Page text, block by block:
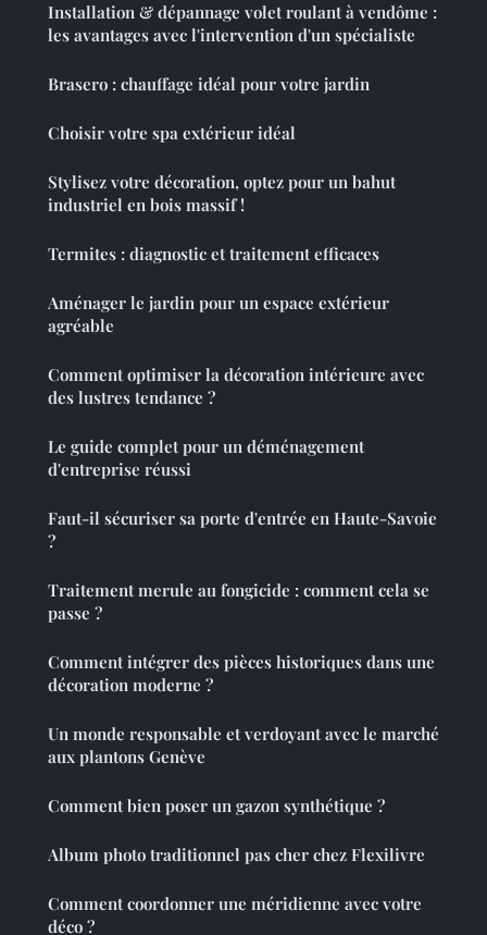
Installation & dépannage volet roulant à vendôme :
les avantages avec l'intervention d'un spécialiste
Brasero : chauffage idéal pour votre jardin
Choisir votre spa extérieur idéal
Stylisez votre décoration, optez pour un bahut
industriel en bois massif !
Termites : diagnostic et traitement efficaces
Aménager le jardin pour un espace extérieur
agréable
Comment optimiser la décoration intérieure avec
des lustres tendance ?
Le guide complet pour un déménagement
d'entreprise réussi
Faut-il sécuriser sa porte d'entrée en Haute-Savoie
?
Traitement merule au fongicide : comment cela se
passe ?
Comment intégrer des pièces historiques dans une
décoration moderne ?
Un monde responsable et verdoyant avec le marché
aux plantons Genève
Comment bien poser un gazon synthétique ?
Album photo traditionnel pas cher chez Flexilivre
Comment coordonner une méridienne avec votre
déco ?